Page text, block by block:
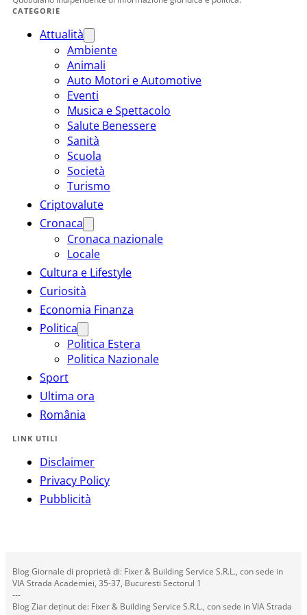
CATEGORIE
Attualità
Ambiente
Animali
Auto Motori e Automotive
Eventi
Musica e Spettacolo
Salute Benessere
Sanità
Scuola
Società
Turismo
Criptovalute
Cronaca
Cronaca nazionale
Locale
Cultura e Lifestyle
Curiosità
Economia Finanza
Politica
Politica Estera
Politica Nazionale
Sport
Ultima ora
România
LINK UTILI
Disclaimer
Privacy Policy
Pubblicità
Blog Giornale di proprietà di: Fixer & Building Service S.R.L., con sede in
VIA Strada Academiei, 35-37, Bucuresti Sectorul 1
---
Blog Ziar deținut de: Fixer & Building Service S.R.L., con sede in VIA Strada